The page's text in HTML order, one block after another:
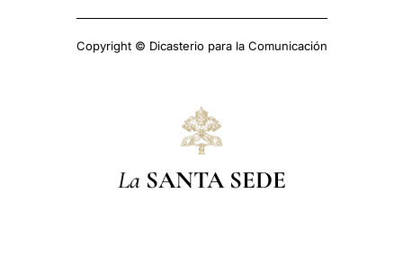
Copyright © Dicasterio para la Comunicación
La SANTA SEDE